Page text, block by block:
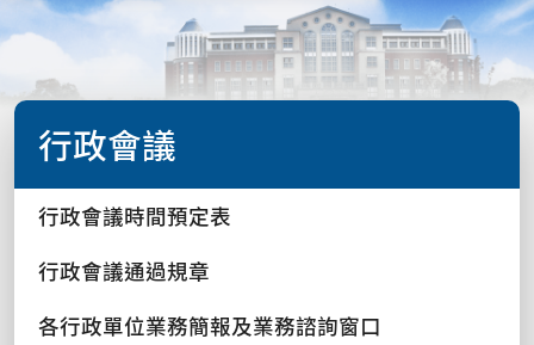
行政會議
行政會議時間預定表
行政會議通過規章
各行政單位業務簡報及業務諮詢窗口